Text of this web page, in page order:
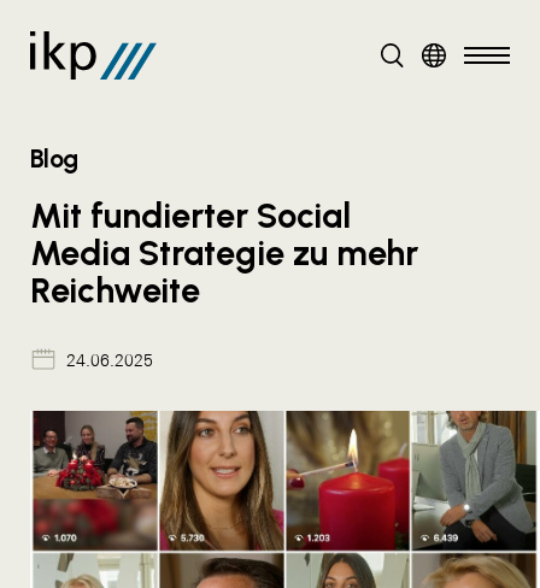
DE
Blog
Mit fundierter Social
Media Strategie zu mehr
Reichweite
24.06.2025